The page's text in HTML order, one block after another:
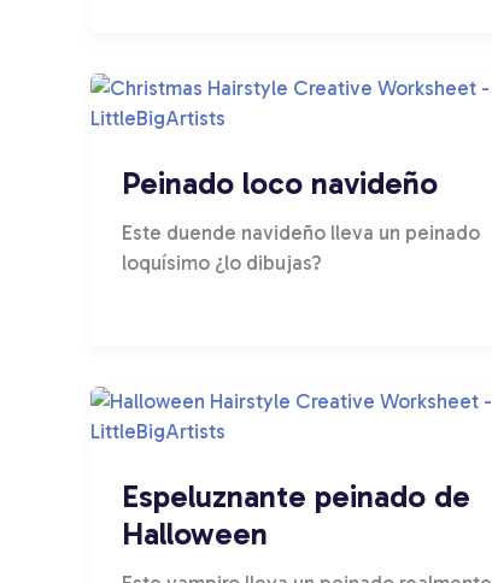
Peinado loco navideño
Este duende navideño lleva un peinado
loquísimo ¿lo dibujas?
Espeluznante peinado de
Halloween